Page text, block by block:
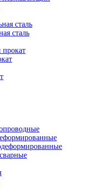
сталь
сталь